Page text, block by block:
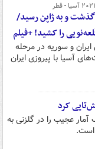
گذشت و به ژاپن رسید/
را کشید! +فیلم
و سوریه در مرحله
آسیا با پیروزی ایران
کرد
عجیب را در گلزنی به
است.